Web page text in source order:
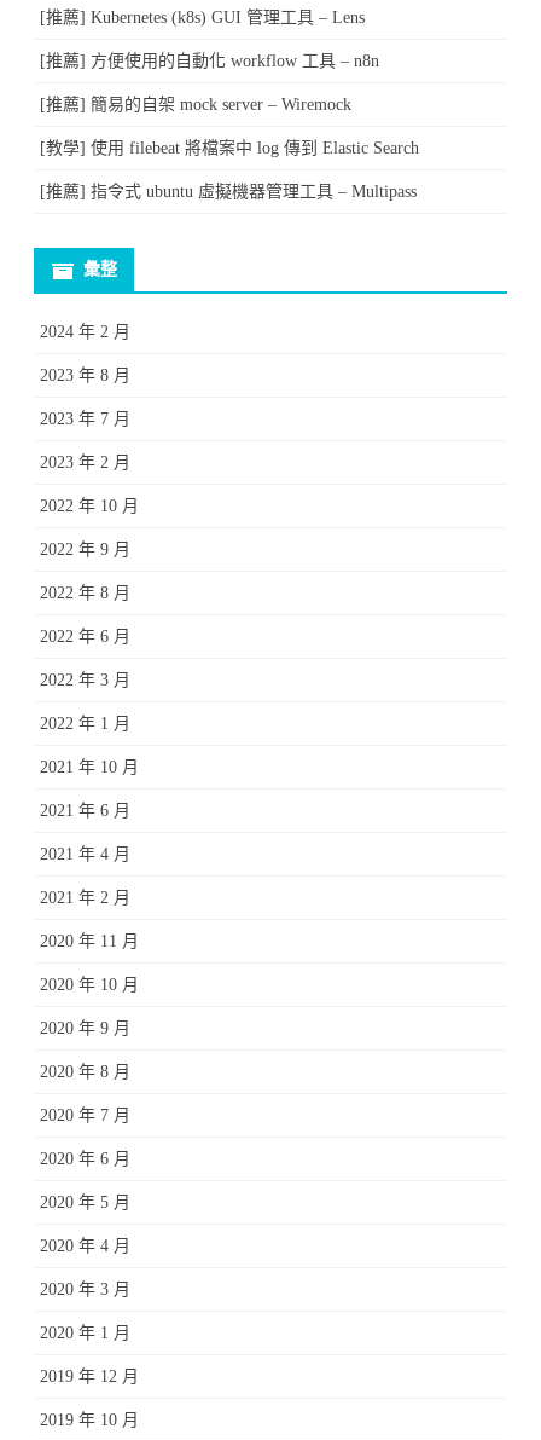
[推薦] Kubernetes (k8s) GUI 管理工具 – Lens
[推薦] 方便使用的自動化 workflow 工具 – n8n
[推薦] 簡易的自架 mock server – Wiremock
[教學] 使用 filebeat 將檔案中 log 傳到 Elastic Search
[推薦] 指令式 ubuntu 虛擬機器管理工具 – Multipass
彙整
2024 年 2 月
2023 年 8 月
2023 年 7 月
2023 年 2 月
2022 年 10 月
2022 年 9 月
2022 年 8 月
2022 年 6 月
2022 年 3 月
2022 年 1 月
2021 年 10 月
2021 年 6 月
2021 年 4 月
2021 年 2 月
2020 年 11 月
2020 年 10 月
2020 年 9 月
2020 年 8 月
2020 年 7 月
2020 年 6 月
2020 年 5 月
2020 年 4 月
2020 年 3 月
2020 年 1 月
2019 年 12 月
2019 年 10 月